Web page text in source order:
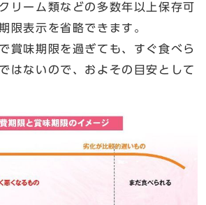
リーム類などの多数年以上保存可
限表示を省略できます。
賞味期限を過ぎても、すぐ食べら
はないので、およその目安として